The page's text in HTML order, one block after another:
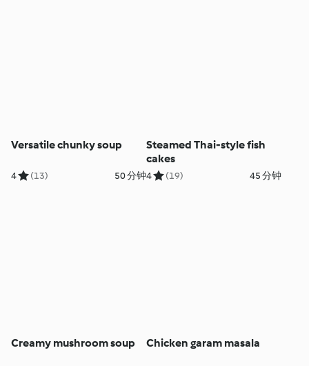
Versatile chunky soup
4 (13) 50 分钟
Steamed Thai-style fish
cakes
4 (19) 45 分钟
Creamy mushroom soup Chicken garam masala